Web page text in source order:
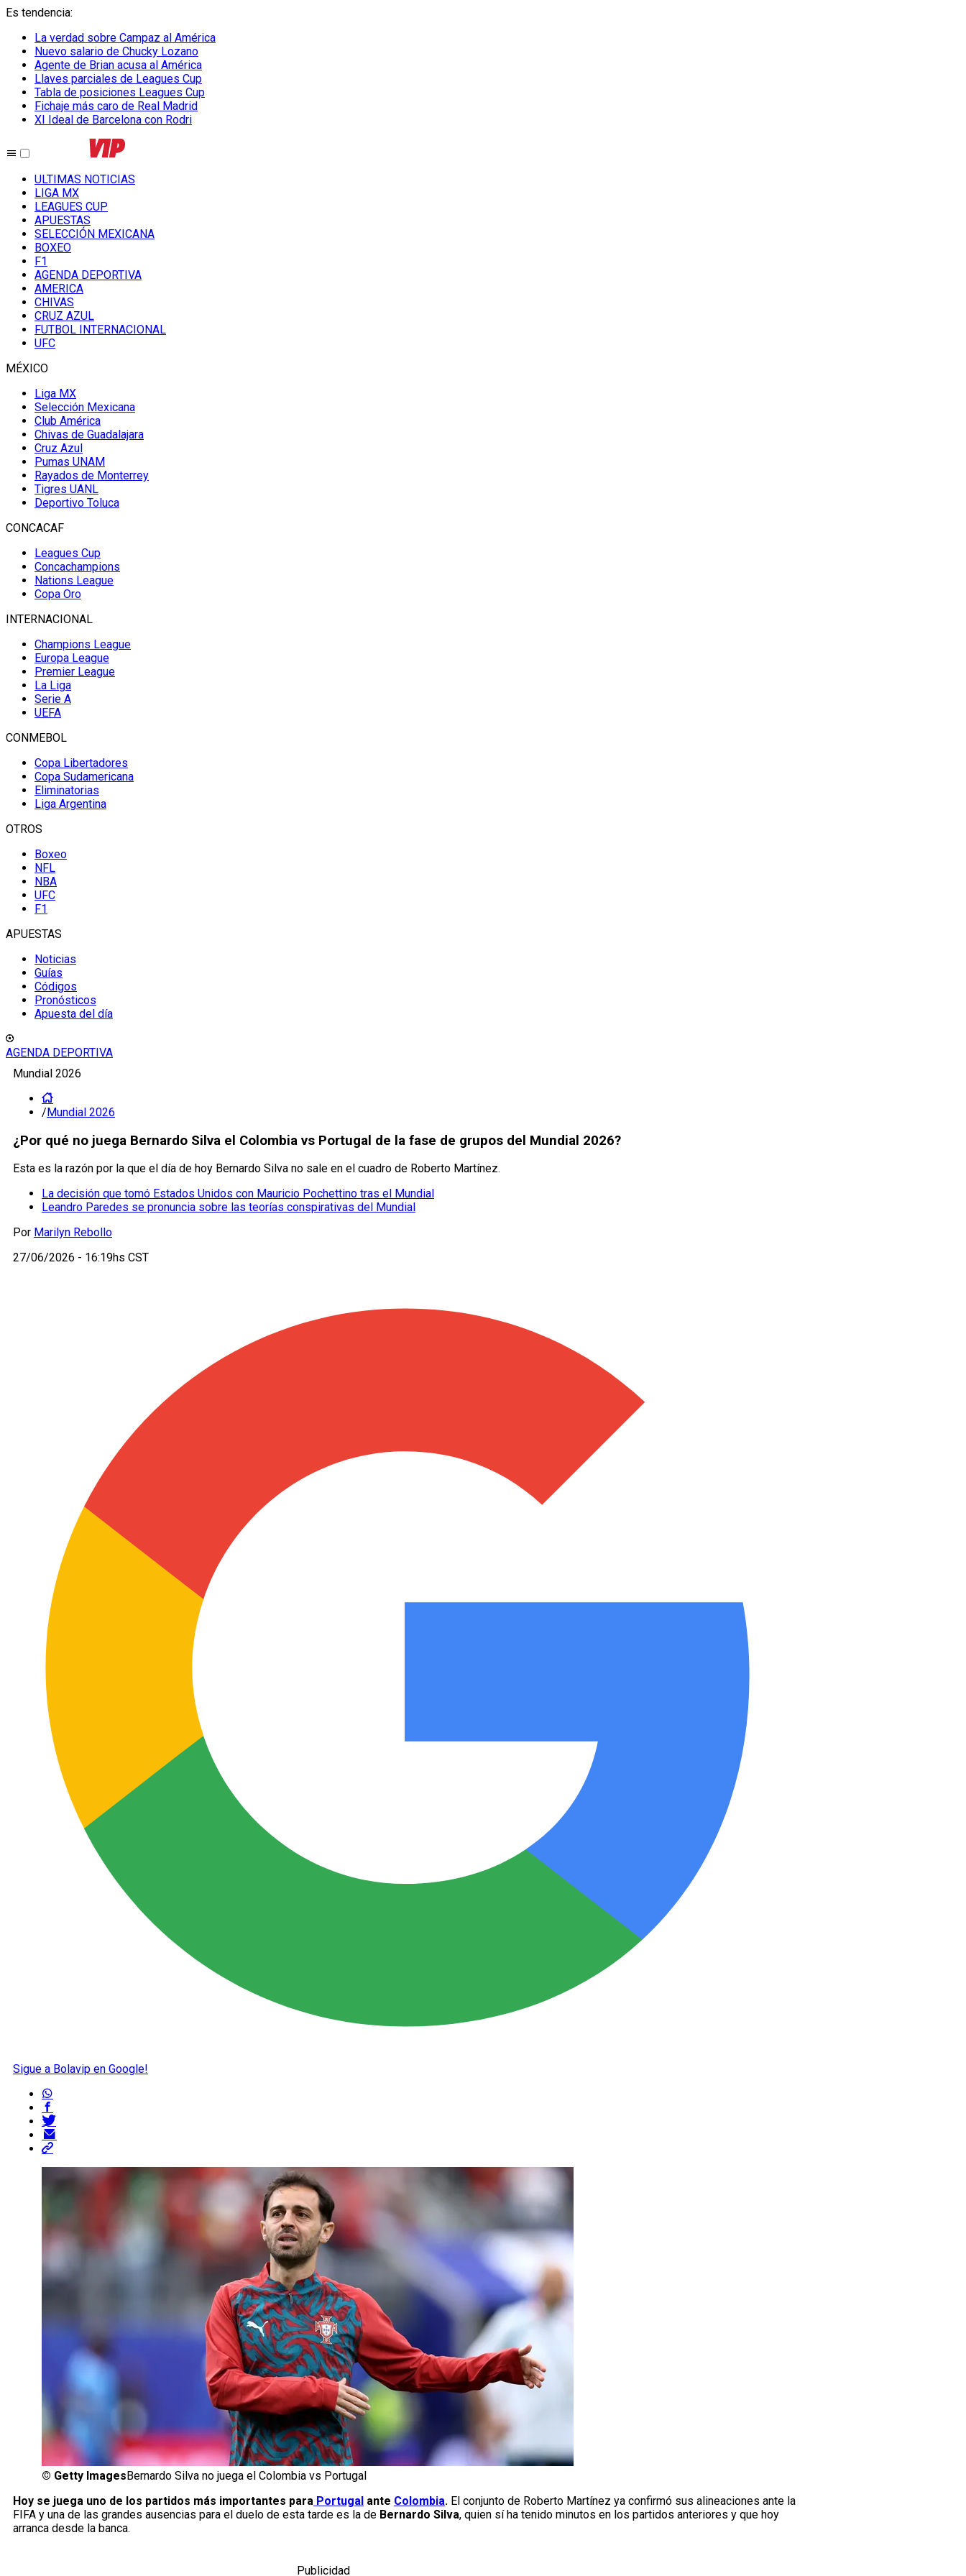
Es tendencia:
La verdad sobre Campaz al América
Nuevo salario de Chucky Lozano
Agente de Brian acusa al América
Llaves parciales de Leagues Cup
Tabla de posiciones Leagues Cup
Fichaje más caro de Real Madrid
XI Ideal de Barcelona con Rodri
ULTIMAS NOTICIAS
LIGA MX
LEAGUES CUP
APUESTAS
SELECCIÓN MEXICANA
BOXEO
F1
AGENDA DEPORTIVA
AMERICA
CHIVAS
CRUZ AZUL
FUTBOL INTERNACIONAL
UFC
MÉXICO
Liga MX
Selección Mexicana
Club América
Chivas de Guadalajara
Cruz Azul
Pumas UNAM
Rayados de Monterrey
Tigres UANL
Deportivo Toluca
CONCACAF
Leagues Cup
Concachampions
Nations League
Copa Oro
INTERNACIONAL
Champions League
Europa League
Premier League
La Liga
Serie A
UEFA
CONMEBOL
Copa Libertadores
Copa Sudamericana
Eliminatorias
Liga Argentina
OTROS
Boxeo
NFL
NBA
UFC
F1
APUESTAS
Noticias
Guías
Códigos
Pronósticos
Apuesta del día
AGENDA DEPORTIVA
Mundial 2026
/Mundial 2026
¿Por qué no juega Bernardo Silva el Colombia vs Portugal de la fase de grupos del Mundial 2026?
Esta es la razón por la que el día de hoy Bernardo Silva no sale en el cuadro de Roberto Martínez.
La decisión que tomó Estados Unidos con Mauricio Pochettino tras el Mundial
Leandro Paredes se pronuncia sobre las teorías conspirativas del Mundial
Por Marilyn Rebollo
27/06/2026 - 16:19hs CST
Sigue a Bolavip en Google!
© Getty Images Bernardo Silva no juega el Colombia vs Portugal
Hoy se juega uno de los partidos más importantes para Portugal ante Colombia. El conjunto de Roberto Martínez ya confirmó sus alineaciones ante la
FIFA y una de las grandes ausencias para el duelo de esta tarde es la de Bernardo Silva, quien sí ha tenido minutos en los partidos anteriores y que hoy
arranca desde la banca.
Publicidad